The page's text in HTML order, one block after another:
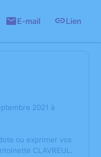
E-mail Lien
2021 à
ou exprimer vos
CLAVREUL.